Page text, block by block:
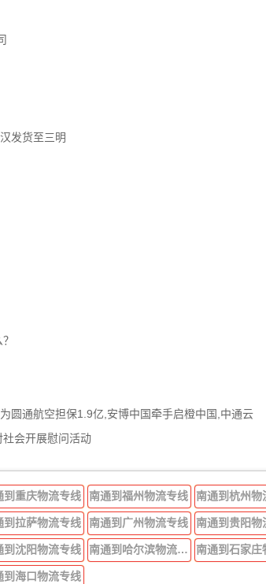
发货至三明
圆通航空担保1.9亿,安博中国牵手启橙中国,中通云
会开展慰问活动
到重庆物流专线 南通到福州物流专线 南通到杭州物
到拉萨物流专线 南通到广州物流专线 南通到贵阳物
到沈阳物流专线 南通到哈尔滨物流专线
到海口物流专线